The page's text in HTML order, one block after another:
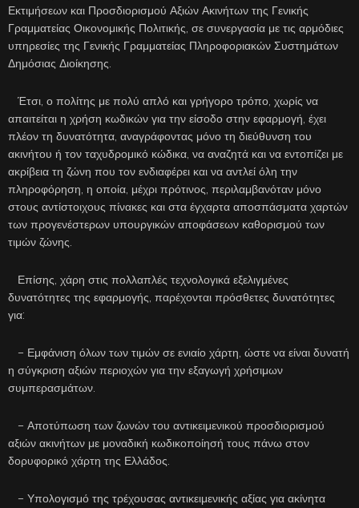
Εκτιμήσεων και Προσδιορισμού Αξιών Ακινήτων της Γενικής
Γραμματείας Οικονομικής Πολιτικής, σε συνεργασία με τις αρμόδιες
υπηρεσίες της Γενικής Γραμματείας Πληροφοριακών Συστημάτων
Δημόσιας Διοίκησης.
Έτσι, ο πολίτης με πολύ απλό και γρήγορο τρόπο, χωρίς να
απαιτείται η χρήση κωδικών για την είσοδο στην εφαρμογή, έχει
πλέον τη δυνατότητα, αναγράφοντας μόνο τη διεύθυνση του
ακινήτου ή τον ταχυδρομικό κώδικα, να αναζητά και να εντοπίζει με
ακρίβεια τη ζώνη που τον ενδιαφέρει και να αντλεί όλη την
πληροφόρηση, η οποία, μέχρι πρότινος, περιλαμβανόταν μόνο
στους αντίστοιχους πίνακες και στα έγχαρτα αποσπάσματα χαρτών
των προγενέστερων υπουργικών αποφάσεων καθορισμού των
τιμών ζώνης.
Επίσης, χάρη στις πολλαπλές τεχνολογικά εξελιγμένες
δυνατότητες της εφαρμογής, παρέχονται πρόσθετες δυνατότητες
για:
– Εμφάνιση όλων των τιμών σε ενιαίο χάρτη, ώστε να είναι δυνατή
η σύγκριση αξιών περιοχών για την εξαγωγή χρήσιμων
συμπερασμάτων.
– Αποτύπωση των ζωνών του αντικειμενικού προσδιορισμού
αξιών ακινήτων με μοναδική κωδικοποίησή τους πάνω στον
δορυφορικό χάρτη της Ελλάδος.
– Υπολογισμό της τρέχουσας αντικειμενικής αξίας για ακίνητα